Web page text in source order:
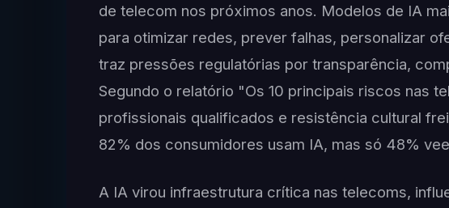
de telecom nos próximos anos. Modelos de IA
para otimizar redes, prever falhas, personalizar
traz pressões regulatórias por transparência,
Segundo o relatório "Os 10 principais riscos nas
profissionais qualificados e resistência cultural
82% dos consumidores usam IA, mas só 48%
A IA virou infraestrutura crítica nas telecoms,